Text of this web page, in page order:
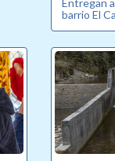
Entregan
barrio El